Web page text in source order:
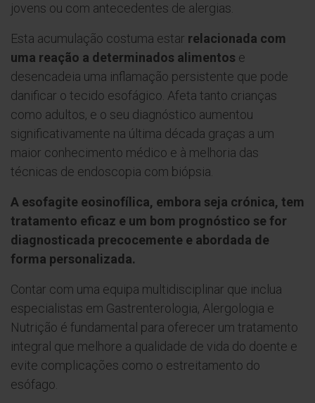
jovens ou com antecedentes de alergias.
Esta acumulação costuma estar relacionada com
uma reação a determinados alimentos e
desencadeia uma inflamação persistente que pode
danificar o tecido esofágico. Afeta tanto crianças
como adultos, e o seu diagnóstico aumentou
significativamente na última década graças a um
maior conhecimento médico e à melhoria das
técnicas de endoscopia com biópsia.
A esofagite eosinofílica, embora seja crónica, tem
tratamento eficaz e um bom prognóstico se for
diagnosticada precocemente e abordada de
forma personalizada.
Contar com uma equipa multidisciplinar que inclua
especialistas em Gastrenterologia, Alergologia e
Nutrição é fundamental para oferecer um tratamento
integral que melhore a qualidade de vida do doente e
evite complicações como o estreitamento do
esófago.